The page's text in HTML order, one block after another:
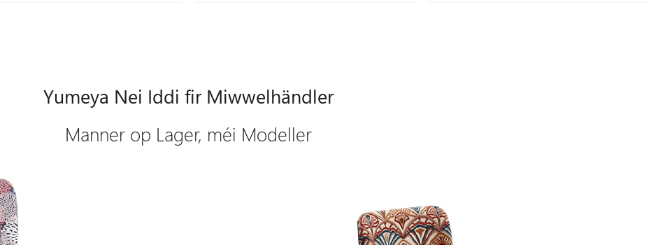
Yumeya Nei Iddi fir Miwwelhändler
Manner op Lager, méi Modeller